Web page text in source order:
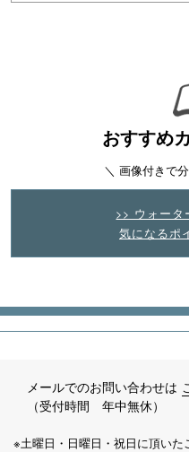
おすすめ
＼ 画像付きで
>> ウォータ
気になるポ
メールでのお問い合わせは
（受付時間 年中無休）
※土曜日・日曜日・祝日に頂い